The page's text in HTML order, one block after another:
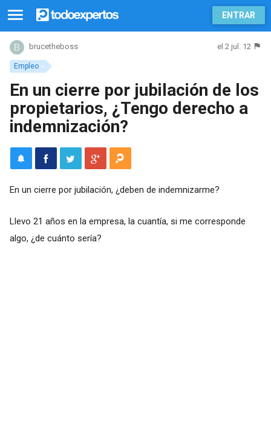
ENTRAR
Empleo
brucetheboss el 2 jul. 12
En un cierre por jubilación de los
propietarios, ¿Tengo derecho a
indemnización?
En un cierre por jubilación, ¿deben de indemnizarme?
Llevo 21 años en la empresa, la cuantía, si me corresponde
algo, ¿de cuánto sería?